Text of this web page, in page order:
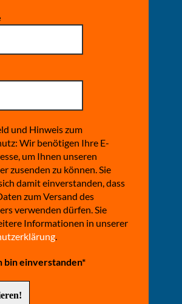
und Hinweis zum
Wir benötigen Ihre E-
um Ihnen unseren
zusenden zu können. Sie
damit einverstanden, dass
zum Versand des
verwenden dürfen. Sie
Informationen in unserer
.
bin einverstanden*